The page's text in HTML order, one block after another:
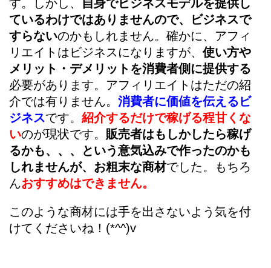
す。しかし、
自身でビジネスモデルを提供し
ているわけではありませんので、ビジネスで
すらないのかもしれません。確かに、アフィ
リエイトはビジネスになりますが、 使い方や
メリット・デメリットを消費者側に提供する
必要があります。アフィリエイトはただの紹
介では有りません。 消費者に価値を伝えるビ
ジネスです。 紹介するだけで稼げる程甘くな
いのが現状です。 販売者はもしかしたら稼げ
るかも、、、という意気込みで作ったのかも
しれませんが、お粗末な商材でした。もちろ
んおすすめはできません。
このような商材には手を出さないよう気を付
けてくださいね！(*^^)v